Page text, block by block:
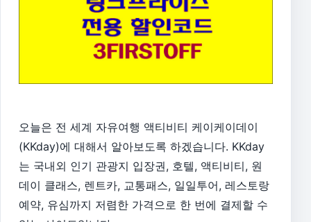
오늘은 전 세계 자유여행 액티비티 케이케이데이
(KKday)에 대해서 알아보도록 하겠습니다. KKday
는 국내외 인기 관광지 입장권, 호텔, 액티비티, 원
데이 클래스, 렌트카, 교통패스, 일일투어, 레스토랑
예약, 유심까지 저렴한 가격으로 한 번에 결제할 수